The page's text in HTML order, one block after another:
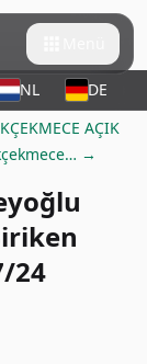
NL
DE
AÇIK
→
24